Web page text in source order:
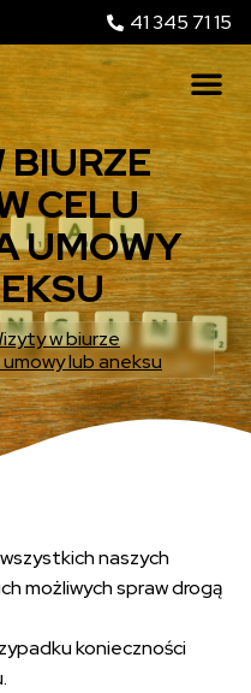
41 345 71 15
CELU
UMOWY
w biurze
lub aneksu
naszych
możliwych spraw drogą
konieczności